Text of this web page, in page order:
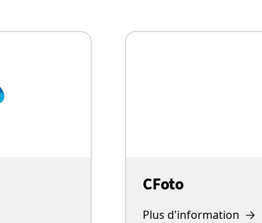
CFoto
Plus d'information